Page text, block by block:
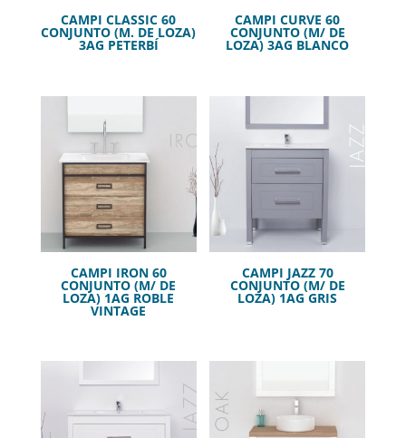
CAMPI CLASSIC 60
CONJUNTO (M. DE LOZA)
3AG PETERBÍ
CAMPI CURVE 60
CONJUNTO (M/ DE
LOZA) 3AG BLANCO
CAMPI IRON 60
CONJUNTO (M/ DE
LOZA) 1AG ROBLE
VINTAGE
CAMPI JAZZ 70
CONJUNTO (M/ DE
LOZA) 1AG GRIS